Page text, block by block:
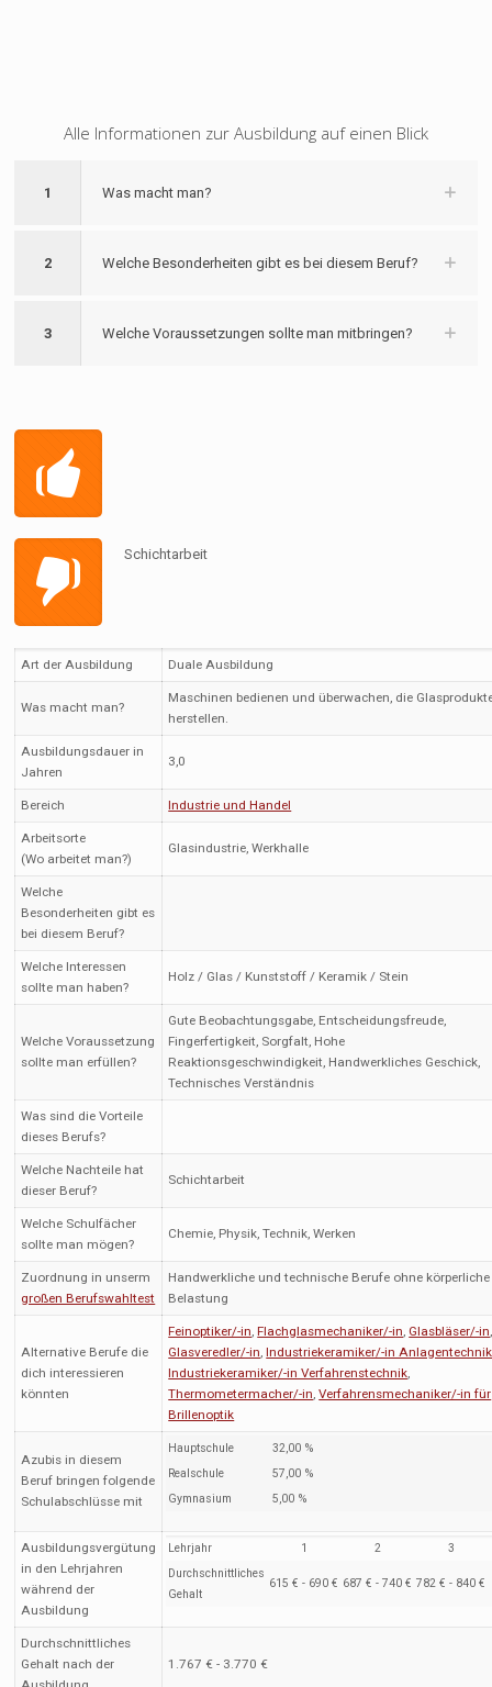
Alle Informationen zur Ausbildung auf einen Blick
1 Was macht man?
2 Welche Besonderheiten gibt es bei diesem Beruf?
3 Welche Voraussetzungen sollte man mitbringen?
Schichtarbeit
Art der Ausbildung Duale Ausbildung
Was macht man?
Maschinen bedienen und überwachen, die
herstellen.
Ausbildungsdauer in
Jahren
3,0
Bereich Industrie und Handel
Arbeitsorte
(Wo arbeitet man?)
Glasindustrie, Werkhalle
Welche
Besonderheiten gibt es
bei diesem Beruf?
Welche Interessen
sollte man haben?
Holz / Glas / Kunststoff / Keramik / Stein
Welche Voraussetzung
sollte man erfüllen?
Gute Beobachtungsgabe, Entscheidungsfreude,
Fingerfertigkeit, Sorgfalt, Hohe
Reaktionsgeschwindigkeit, Handwerkliches Geschick,
Technisches Verständnis
Was sind die Vorteile
dieses Berufs?
Welche Nachteile hat
dieser Beruf?
Schichtarbeit
Welche Schulfächer
sollte man mögen?
Chemie, Physik, Technik, Werken
Zuordnung in unserm
großen Berufswahltest
Handwerkliche und technische Berufe ohne körperliche
Belastung
Alternative Berufe die
dich interessieren
könnten
Feinoptiker/-in,Flachglasmechaniker/-in, Glasbläser/-in,
Glasveredler/-in,Industriekeramiker/-in Anlagentechnik
Industriekeramiker/-in Verfahrenstechnik,
Thermometermacher/-in,Verfahrensmechaniker/-in für
Brillenoptik
Azubis in diesem
Beruf bringen folgende
Schulabschlüsse mit
Hauptschule
32,00 %
Realschule
57,00 %
Gymnasium
5,00 %
Ausbildungsvergütung
in den Lehrjahren
während der
Ausbildung
Lehrjahr 1 2 3
Durchschnittliches
Gehalt
615 € - 690 € 687 € - 740 € 782 € - 840 €
Durchschnittliches
Gehalt nach der
1.767 € - 3.770 €